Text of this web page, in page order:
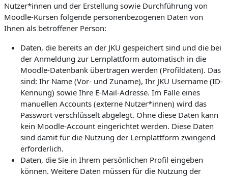
Nutzer*innen und der Erstellung sowie Durchführung von
Moodle-Kursen folgende personenbezogenen Daten von
Ihnen als betroffener Person:
Daten, die bereits an der JKU gespeichert sind und die bei
der Anmeldung zur Lernplattform automatisch in die
Moodle-Datenbank übertragen werden (Profildaten). Das
sind: Ihr Name (Vor- und Zuname), Ihr JKU Username (ID-
Kennung) sowie Ihre E-Mail-Adresse. Im Falle eines
manuellen Accounts (externe Nutzer*innen) wird das
Passwort verschlüsselt abgelegt. Ohne diese Daten kann
kein Moodle-Account eingerichtet werden. Diese Daten
sind damit für die Nutzung der Lernplattform zwingend
erforderlich.
Daten, die Sie in Ihrem persönlichen Profil eingeben
können. Weitere Daten müssen für die Nutzung der